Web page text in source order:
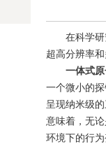
在科学研究
超高分辨率
一体式
一个微小的
呈现纳米级
意味着，无
环境下的行